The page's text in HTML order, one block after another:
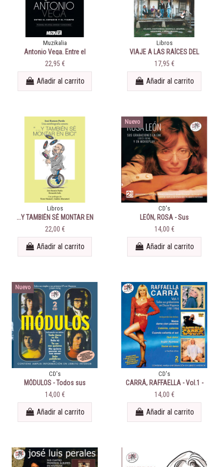
Muzikalia
Antonio Vega. Entre el
espacio y el tiempo. Poemas,
apuntes, diarios y canciones.
22,95 €
Añadir al carrito
Libros
VIAJE A LAS RAÍCES DEL
ROCK Y EL POP
17,95 €
Añadir al carrito
Libros
...Y TAMBIÉN SÉ MONTAR EN
BICI
22,00 €
Añadir al carrito
Nuevo
CD's
LEÓN, ROSA - Sus
grabaciones en EMI (1972-
1974) y en Movieplay (1983-
14,00 €
Añadir al carrito
Nuevo
CD's
MÓDULOS - Todos sus
singles y primeros LPs en
Hispavox (1969-1976)
14,00 €
Añadir al carrito
CD's
CARRÁ, RAFFAELLA - Vol.1 -
Todas sus grabaciones en
Discos Hispavox (1981-1984)
14,00 €
Añadir al carrito